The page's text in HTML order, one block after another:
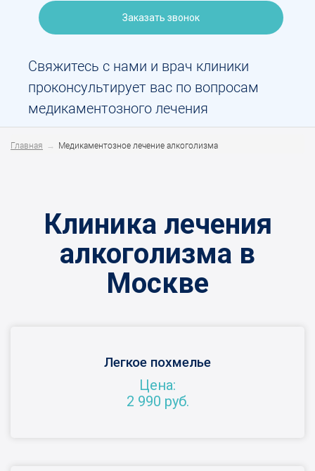
Заказать звонок
Свяжитесь с нами и врач клиники
проконсультирует вас по вопросам
медикаментозного лечения
Главная Медикаментозное лечение алкоголизма
Клиника лечения
алкоголизма в
Москве
Легкое похмелье
Цена:
2 990 руб.